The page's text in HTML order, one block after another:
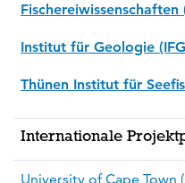
Institut für Geologie
Thünen Institut für
Internationale
University of Cape Town